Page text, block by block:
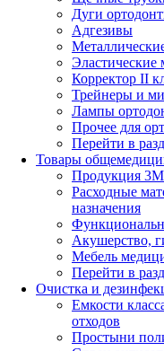
Дуги
Адгезивы
Эластические
Корректор II
Трейнеры и
Лампы
Прочее для
Перейти в
Товары
Продукция 3М
Расходные
назначения
Акушерство,
Мебель
Перейти в
Очистка и
Емкости
отходов
Простыни